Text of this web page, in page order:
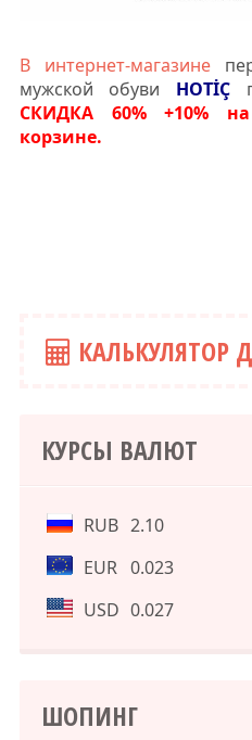
В интернет-магазине
мужской обуви HOTİÇ
СКИДКА 60% +10%
корзине.
КАЛЬКУЛЯТОР
КУРСЫ ВАЛЮТ
RUB 2.10
EUR 0.023
USD 0.027
ШОПИНГ